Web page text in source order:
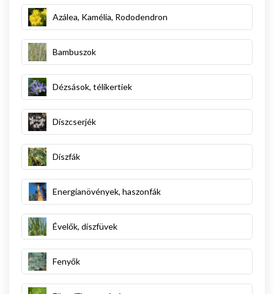
Azálea, Kamélia, Rododendron
Bambuszok
Dézsások, télikertiek
Díszcserjék
Díszfák
Energianövények, haszonfák
Évelők, díszfüvek
Fenyők